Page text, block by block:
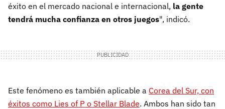
éxito en el mercado nacional e internacional, la gente
tendrá mucha confianza en otros juegos", indicó.
Este fenómeno es también aplicable a Corea del Sur, con
éxitos como Lies of P o Stellar Blade. Ambos han sido tan